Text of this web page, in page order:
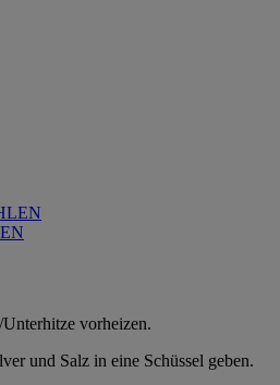
vorheizen.
und Salz in eine Schüssel geben.